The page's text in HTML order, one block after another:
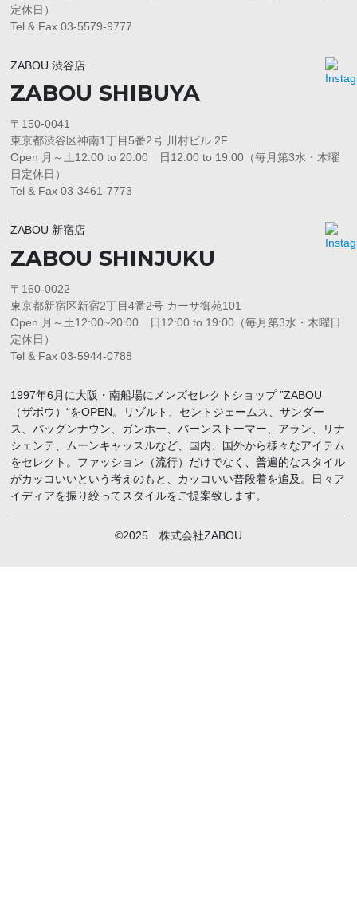
定休日）
Tel & Fax 03-5579-9777
ZABOU 渋谷店
ZABOU SHIBUYA
〒150-0041
東京都渋谷区神南1丁目5番2号 川村ビル 2F
Open 月～土12:00 to 20:00 日12:00 to 19:00（毎月第3水・木曜
日定休日）
Tel & Fax 03-3461-7773
ZABOU 新宿店
ZABOU SHINJUKU
〒160-0022
東京都新宿区新宿2丁目4番2号 カーサ御苑101
Open 月～土12:00~20:00 日12:00 to 19:00（毎月第3水・木曜日
定休日）
Tel & Fax 03-5944-0788
1997年6月に大阪・南船場にメンズセレクトショップ ”ZABOU
（ザボウ）“をOPEN。リゾルト、セントジェームス、サンダー
ス、バッグンナウン、ガンホー、バーンストーマー、アラン、リナ
シェンテ、ムーンキャッスルなど、国内、国外から様々なアイテム
をセレクト。ファッション（流行）だけでなく、普遍的なスタイル
がカッコいいという考えのもと、カッコいい普段着を追及。日々ア
イディアを振り絞ってスタイルをご提案致します。
©2025 株式会社ZABOU